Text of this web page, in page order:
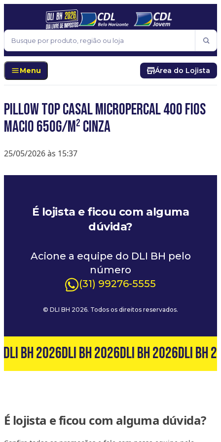
Pular para o conteúdo
Buscar
Menu Área do Lojista
Pillow Top Casal Micropercal 400 Fios
Macio 650g/m² Cinza
25/05/2026 às 15:37
É lojista e ficou com alguma
dúvida?
Acione a equipe do DLI BH pelo
número
(31) 99276-5555
© DLI BH 2026. Todos os direitos reservados.
DLI BH 2026DLI BH 2026DLI BH 2026DLI BH
É lojista e ficou com alguma dúvida?